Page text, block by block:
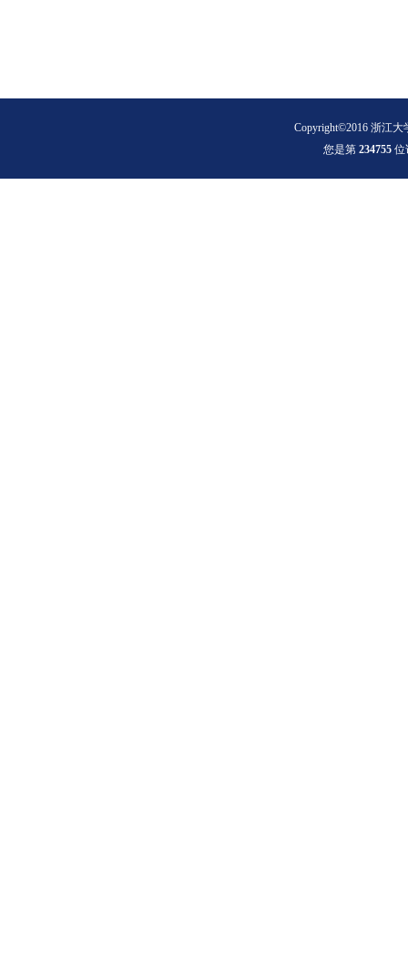
Copyright©2016 浙江大
您是第234755 位